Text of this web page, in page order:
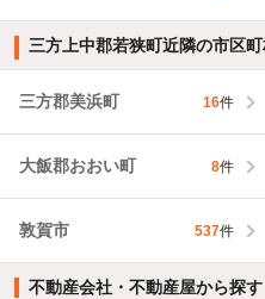
三方上中郡若狭町近隣の市区
三方郡美浜町 16件
大飯郡おおい町 8件
敦賀市 537件
不動産会社・不動産屋から探す